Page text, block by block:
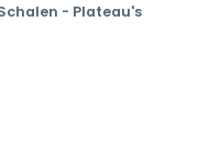
- Plateau's